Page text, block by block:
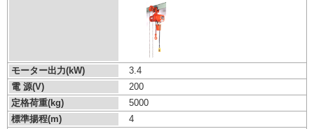
モーター出力(kW)
3.4
電 源(V)
200
定格荷重(kg)
5000
標準揚程(m)
4